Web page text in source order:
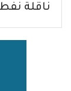
ناقلة